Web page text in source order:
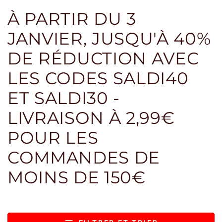
À PARTIR DU 3
JANVIER, JUSQU'À 40%
DE RÉDUCTION AVEC
LES CODES SALDI40
ET SALDI30 -
LIVRAISON À 2,99€
POUR LES
COMMANDES DE
MOINS DE 150€